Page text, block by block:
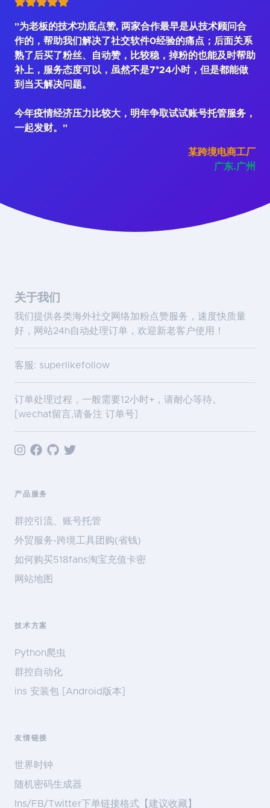
"为老板的技术功底点赞, 两家合作最早是从技术顾问合
作的，帮助我们解决了社交软件0经验的痛点；后面关系
熟了后买了粉丝、自动赞，比较稳，掉粉的也能及时帮助
补上，服务态度可以，虽然不是7*24小时，但是都能做
到当天解决问题。
今年疫情经济压力比较大，明年争取试试账号托管服务，
一起发财。"
某跨境电商工厂
广东.广州
关于我们
我们提供各类海外社交网络加粉点赞服务，速度快质量
好，网站24h自动处理订单，欢迎新老客户使用！
客服: superlikefollow
订单处理过程，一般需要12小时+，请耐心等待。
[wechat留言,请备注 订单号]
产品服务
群控引流、账号托管
外贸服务-跨境工具团购(省钱)
如何购买518fans淘宝充值卡密
网站地图
技术方案
Python爬虫
群控自动化
ins 安装包 [Android版本]
友情链接
世界时钟
随机密码生成器
Ins/FB/Twitter下单链接格式【建议收藏】